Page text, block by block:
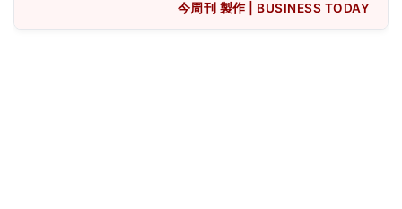
今周刊 製作 | BUSINESS TODAY